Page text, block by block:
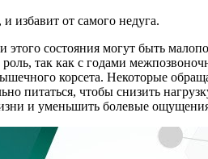
избавит от самого недуга.
состояния могут быть
так как с годами
корсета. Некоторые
питаться, чтобы снизить
и уменьшить болевые